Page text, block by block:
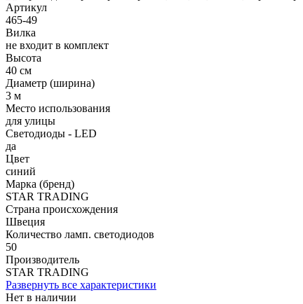
Артикул
465-49
Вилка
не входит в комплект
Высота
40 см
Диаметр (ширина)
3 м
Место использования
для улицы
Светодиоды - LED
да
Цвет
синий
Марка (бренд)
STAR TRADING
Страна происхождения
Швеция
Количество ламп. светодиодов
50
Производитель
STAR TRADING
Развернуть все характеристики
Нет в наличии